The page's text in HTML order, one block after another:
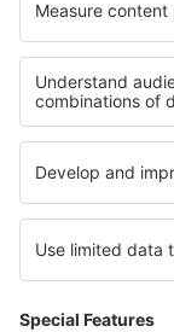
Cele mai bune
Cazare in Loveci
Cazare in Pernik
Cazare in Regiunea
Cazare în Irlanda